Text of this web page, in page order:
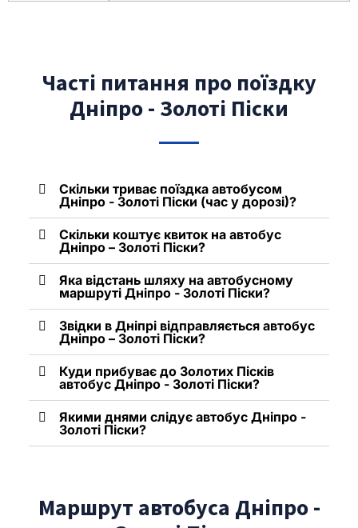
Часті питання про поїздку
Дніпро - Золоті Піски
Скільки триває поїздка автобусом
Дніпро - Золоті Піски (час у дорозі)?
Скільки коштує квиток на автобус
Дніпро – Золоті Піски?
Яка відстань шляху на автобусному
маршруті Дніпро - Золоті Піски?
Звідки в Дніпрі відправляється автобус
Дніпро – Золоті Піски?
Куди прибуває до Золотих Пісків
автобус Дніпро - Золоті Піски?
Якими днями слідує автобус Дніпро -
Золоті Піски?
Маршрут автобуса Дніпро -